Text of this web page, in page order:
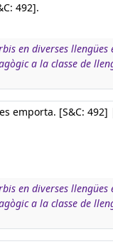
492].
en diverses
a la classe de
emporta. [S&C:
en diverses
a la classe de